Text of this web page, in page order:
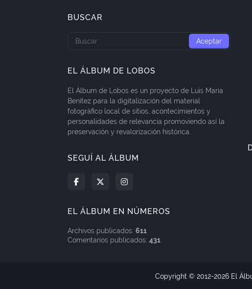
BUSCAR
EL ÁLBUM DE LOBOS
El Álbum de Lobos es un proyecto de Luis María
Benítez para la digitalización del material
fotográfico local de sitios, acontecimientos y
personalidades de relevancia promoviendo así la
preservación y revalorización histórica.
SEGUÍ AL ÁLBUM
EL ÁLBUM EN NÚMEROS
Archivos publicados: 611
Comentarios publicados: 431
Copyright © 2012-2026 El